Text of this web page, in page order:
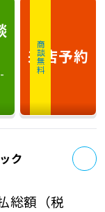
商談無料
来店予約
ク
総額 （税